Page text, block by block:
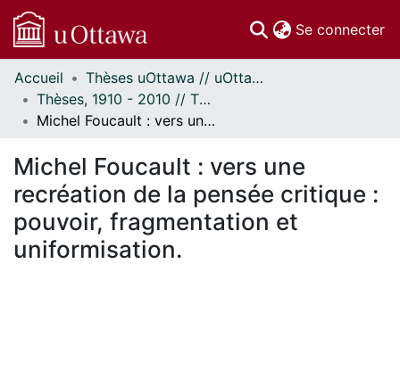
Se connecter
Communautés
et collections
Parcourir
À propos
Accueil
Thèses uOttawa // uOttawa Theses
Thèses, 1910 - 2010 // Theses, 1910 - 2010
Michel Foucault : vers une recréation de la pensée critique : pouvoir, fragmentation et uniformisation.
Michel Foucault : vers une
recréation de la pensée critique :
pouvoir, fragmentation et
uniformisation.